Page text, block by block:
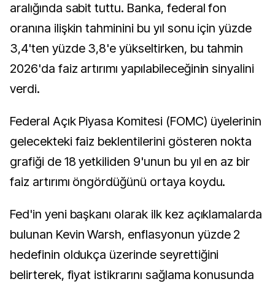
aralığında sabit tuttu. Banka, federal fon
oranına ilişkin tahminini bu yıl sonu için yüzde
3,4'ten yüzde 3,8'e yükseltirken, bu tahmin
2026'da faiz artırımı yapılabileceğinin sinyalini
verdi.
Federal Açık Piyasa Komitesi (FOMC) üyelerinin
gelecekteki faiz beklentilerini gösteren nokta
grafiği de 18 yetkiliden 9'unun bu yıl en az bir
faiz artırımı öngördüğünü ortaya koydu.
Fed'in yeni başkanı olarak ilk kez açıklamalarda
bulunan Kevin Warsh, enflasyonun yüzde 2
hedefinin oldukça üzerinde seyrettiğini
belirterek, fiyat istikrarını sağlama konusunda